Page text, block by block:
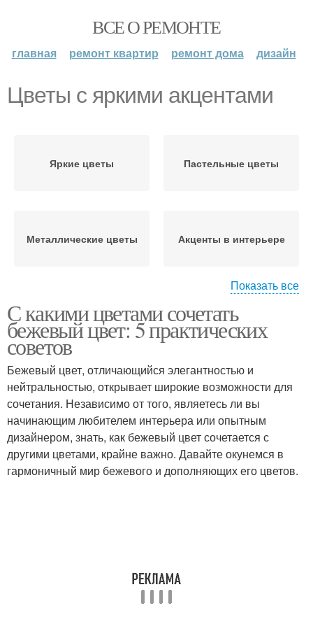
ВСЕ О РЕМОНТЕ
главная ремонт квартир ремонт дома дизайн
Цветы с яркими акцентами
Яркие цветы Пастельные цветы
Металлические цветы Акценты в интерьере
Нейтральные цветы
Показать все
С какими цветами сочетать
бежевый цвет: 5 практических
советов
Бежевый цвет, отличающийся элегантностью и
нейтральностью, открывает широкие возможности для
сочетания. Независимо от того, являетесь ли вы
начинающим любителем интерьера или опытным
дизайнером, знать, как бежевый цвет сочетается с
другими цветами, крайне важно. Давайте окунемся в
гармоничный мир бежевого и дополняющих его цветов.